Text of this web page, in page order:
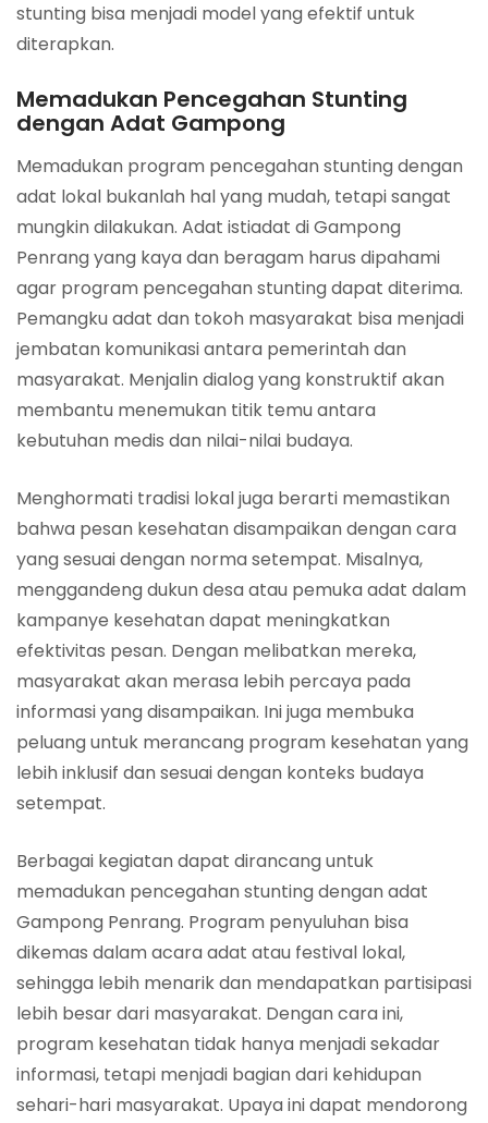
stunting bisa menjadi model yang efektif untuk
diterapkan.
Memadukan Pencegahan Stunting
dengan Adat Gampong
Memadukan program pencegahan stunting dengan
adat lokal bukanlah hal yang mudah, tetapi sangat
mungkin dilakukan. Adat istiadat di Gampong
Penrang yang kaya dan beragam harus dipahami
agar program pencegahan stunting dapat diterima.
Pemangku adat dan tokoh masyarakat bisa menjadi
jembatan komunikasi antara pemerintah dan
masyarakat. Menjalin dialog yang konstruktif akan
membantu menemukan titik temu antara
kebutuhan medis dan nilai-nilai budaya.
Menghormati tradisi lokal juga berarti memastikan
bahwa pesan kesehatan disampaikan dengan cara
yang sesuai dengan norma setempat. Misalnya,
menggandeng dukun desa atau pemuka adat dalam
kampanye kesehatan dapat meningkatkan
efektivitas pesan. Dengan melibatkan mereka,
masyarakat akan merasa lebih percaya pada
informasi yang disampaikan. Ini juga membuka
peluang untuk merancang program kesehatan yang
lebih inklusif dan sesuai dengan konteks budaya
setempat.
Berbagai kegiatan dapat dirancang untuk
memadukan pencegahan stunting dengan adat
Gampong Penrang. Program penyuluhan bisa
dikemas dalam acara adat atau festival lokal,
sehingga lebih menarik dan mendapatkan partisipasi
lebih besar dari masyarakat. Dengan cara ini,
program kesehatan tidak hanya menjadi sekadar
informasi, tetapi menjadi bagian dari kehidupan
sehari-hari masyarakat. Upaya ini dapat mendorong